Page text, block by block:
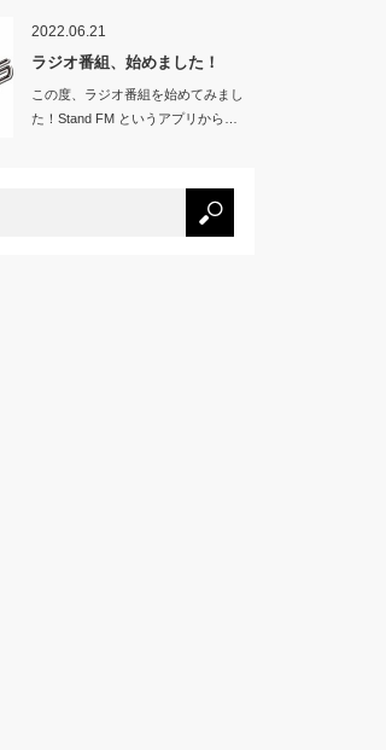
2022.06.21
ラジオ番組、始めました！
この度、ラジオ番組を始めてみまし
た！Stand FM というアプリから…